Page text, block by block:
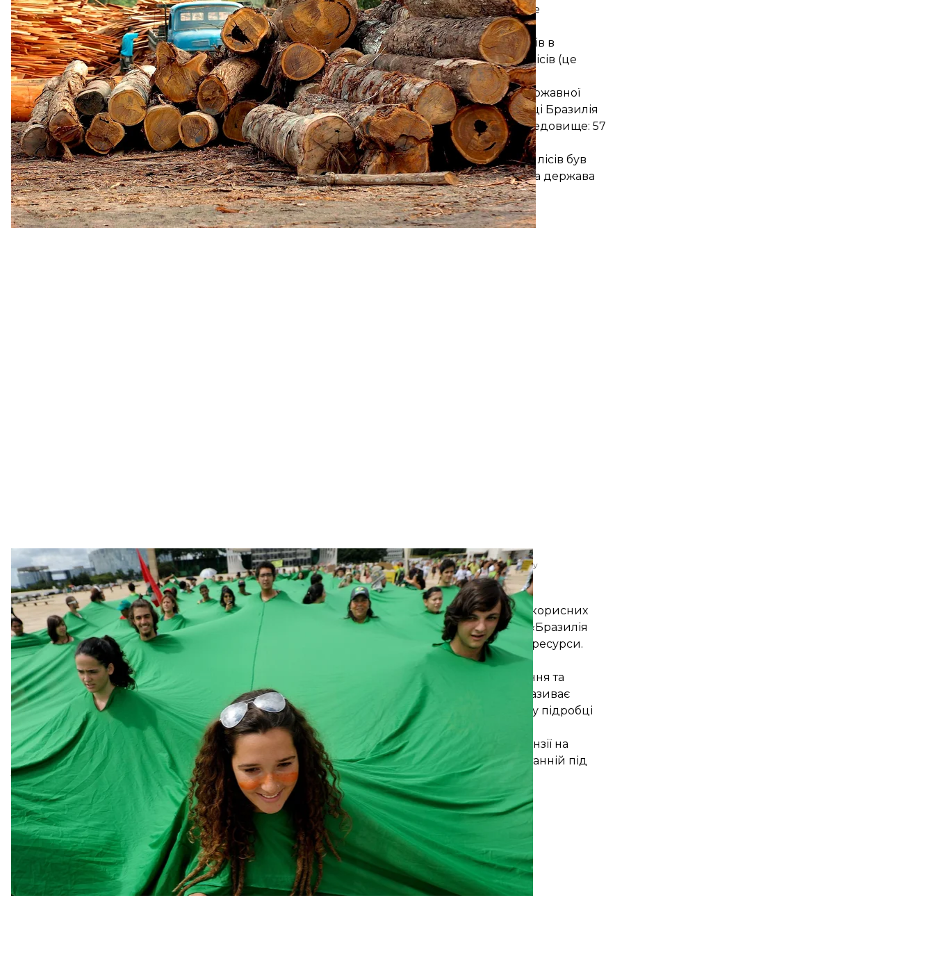
найамбітнішихзобов’язань за ухваленою в 2015 році Паризькою угодою, що має на меті не
дозволити середній температурі у світі зрости більш ніж на 1,5 градуси порівняно із
доіндустріальним рівнем. Країна пообіцяла не лише повністю зупинити вирубування лісів в
Амазонії до 2030 року, а й відновити та залісити 12 мільйонів гектарів раніше знищених лісів (це
вчетверо більше за площу Київської області).
Проте через економічну кризу, що розпочалася у 2014 році і вдарила по ефективності державної
системи нагляду за лісами Амазонії, темпи знеліснення знову почали зростати. У 2017 році Бразилія
сталакраїною з найбільшою кількістю вбивств активістів, що захищають навколишнє середовище: 57
людей заплатили життям за прагнення зберегти Амазонію.
Таким чином, ще до приходу Болсонару на пост президента у 2018 році захист тропічних лісів був
непростим завданням. Але внаслідок дій праворадикального політика саме бразильська держава
може стати найбільшою загрозою для майбутнього Амазонії та клімату планети.
Акція протесту екозахисників проти вирубки лісів Амазонії, Бразиліа, Бразилія, 29 листопада 2011 року
EPA/FERNANDO BIZERRA
Як політика Болсонару шкодить лісам Амазонії?
Болсонару хоче відкрити Амазонію для масштабної агропромисловості та видобування корисних
копалин — і вважає перешкодою механізм захисту довкілля. Президентвпевнений, що «Бразилія
нічого не винна решті світу» — і ніхто не може диктувати країні, як використовувати свої ресурси.
При цьому ніби забуваючи, що саме Бразилія була однією з ініціаторок Паризьких угод.
Низкою адміністративних кроків Болсонару вихолостив державний механізм дослідження та
захисту Амазонії. Насамперед, він призначив міністром екології Рікардо Саллеса, який
називає
розмови про глобальне потепління «другорядними» і якого раніше суд визнав винним у підробці
екологічних карт на користь заводів та шахт у Сан-Паулу.
Під питанням опинилось існування Національної ради з питань довкілля, що надає ліцензії на
господарські проєкти в Амазонії, та Інституту збереження біорозмаїття Чіко Мендеса. Останній під
тиском президента
знизивна 34% суму штрафів за вирубку лісів в Амазонії.